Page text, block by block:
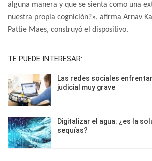
alguna manera y que se sienta como una
nuestra propia cognición?», afirma Arnav
Pattie Maes, construyó el dispositivo.
TE PUEDE INTERESAR:
Las redes sociales
judicial muy grave
Digitalizar el agua: ¿es la
sequías?